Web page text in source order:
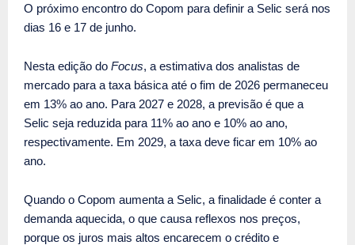
O próximo encontro do Copom para definir a Selic será nos
dias 16 e 17 de junho.
Nesta edição do Focus, a estimativa dos analistas de
mercado para a taxa básica até o fim de 2026 permaneceu
em 13% ao ano. Para 2027 e 2028, a previsão é que a
Selic seja reduzida para 11% ao ano e 10% ao ano,
respectivamente. Em 2029, a taxa deve ficar em 10% ao
ano.
Quando o Copom aumenta a Selic, a finalidade é conter a
demanda aquecida, o que causa reflexos nos preços,
porque os juros mais altos encarecem o crédito e